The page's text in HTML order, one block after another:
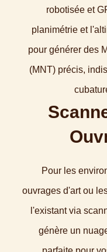
robotisée et
planimétrie et
pour générer des
(MNT) précis,
Pour les
ouvrages d'art ou
l'existant via
génère un